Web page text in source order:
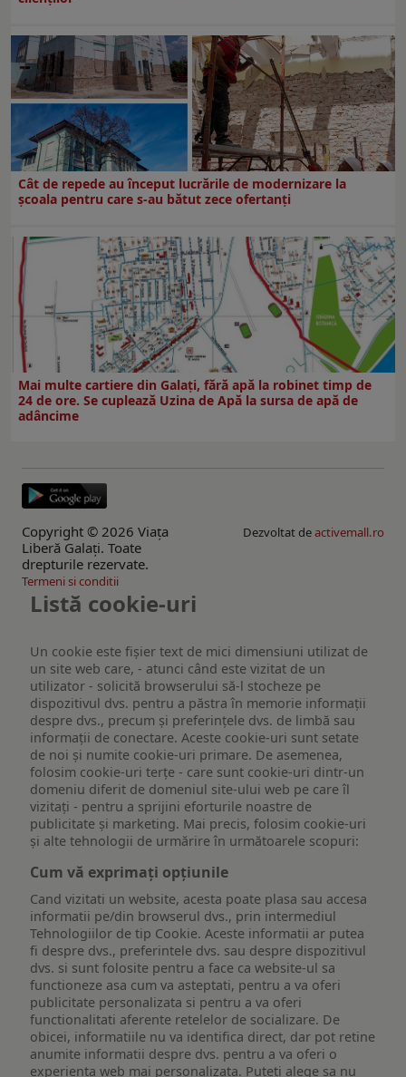
Cât de repede au început lucrările de modernizare la
şcoala pentru care s-au bătut zece ofertanţi
Mai multe cartiere din Galați, fără apă la robinet timp de
24 de ore. Se cuplează Uzina de Apă la sursa de apă de
adâncime
Copyright © 2026 Viaţa
Liberă Galaţi. Toate
drepturile rezervate.
Dezvoltat deactivemall.ro
Termeni si conditii
Listă cookie-uri
Un cookie este fişier text de mici dimensiuni utilizat de
un site web care, - atunci când este vizitat de un
utilizator - solicită browserului să-l stocheze pe
dispozitivul dvs. pentru a păstra în memorie informații
despre dvs., precum și preferințele dvs. de limbă sau
informații de conectare. Aceste cookie-uri sunt setate
de noi și numite cookie-uri primare. De asemenea,
folosim cookie-uri terțe - care sunt cookie-uri dintr-un
domeniu diferit de domeniul site-ului web pe care îl
vizitați - pentru a sprijini eforturile noastre de
publicitate și marketing. Mai precis, folosim cookie-uri
și alte tehnologii de urmărire în următoarele scopuri:
Cum vă exprimați opțiunile
Cand vizitati un website, acesta poate plasa sau accesa
informatii pe/din browserul dvs., prin intermediul
Tehnologiilor de tip Cookie. Aceste informatii ar putea
fi despre dvs., preferintele dvs. sau despre dispozitivul
dvs. si sunt folosite pentru a face ca website-ul sa
functioneze asa cum va asteptati, pentru a va oferi
publicitate personalizata si pentru a va oferi
functionalitati aferente retelelor de socializare. De
obicei, informatiile nu va identifica direct, dar pot retine
anumite informatii despre dvs. pentru a va oferi o
experienta web mai personalizata. Puteti alege sa nu